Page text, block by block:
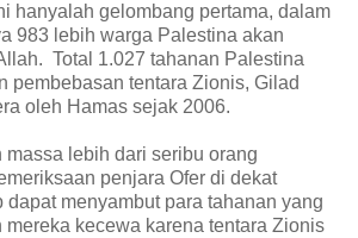
hanyalah gelombang pertama, dalam
983 lebih warga Palestina akan
Total 1.027 tahanan Palestina
pembebasan tentara Zionis, Gilad
oleh Hamas sejak 2006.
massa lebih dari seribu orang
penjara Ofer di dekat
dapat menyambut para tahanan yang
kecewa karena tentara Zionis